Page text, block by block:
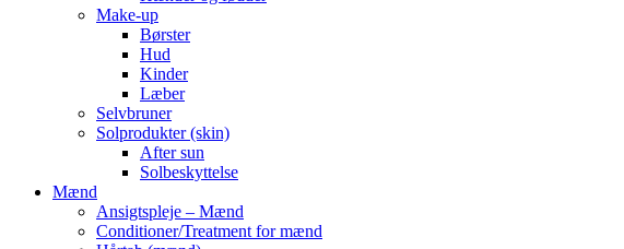
Make-up
Børster
Hud
Kinder
Læber
Selvbruner
Solprodukter (skin)
After sun
Solbeskyttelse
Mænd
Ansigtspleje – Mænd
Conditioner/Treatment for mænd